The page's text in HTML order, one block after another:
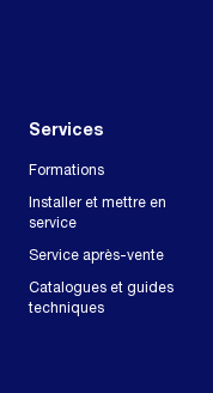
Services
Formations
Installer et mettre en
service
Service après-vente
Catalogues et guides
techniques